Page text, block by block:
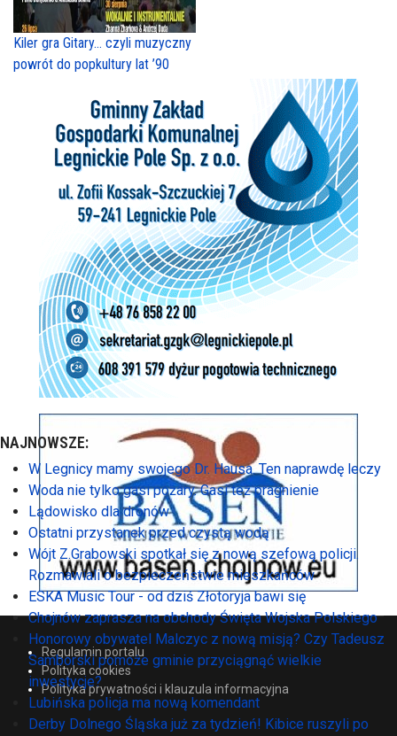
Kiler gra Gitary… czyli muzyczny
powrót do popkultury lat ’90
Regulamin portalu
Polityka cookies
Polityka prywatności i klauzula informacyjna
NAJNOWSZE:
W Legnicy mamy swojego Dr. Hausa. Ten naprawdę leczy
Woda nie tylko gasi pożary. Gasi też pragnienie
Lądowisko dla dronów
Ostatni przystanek przed czystą wodą
Wójt Z.Grabowski spotkał się z nową szefową policji.
Rozmawiali o bezpieczeństwie mieszkańców
ESKA Music Tour - od dziś Złotoryja bawi się
Chojnów zaprasza na obchody Święta Wojska Polskiego
Honorowy obywatel Malczyc z nową misją? Czy Tadeusz
Samborski pomoże gminie przyciągnąć wielkie
inwestycje?
Lubińska policja ma nową komendant
Derby Dolnego Śląska już za tydzień! Kibice ruszyli po